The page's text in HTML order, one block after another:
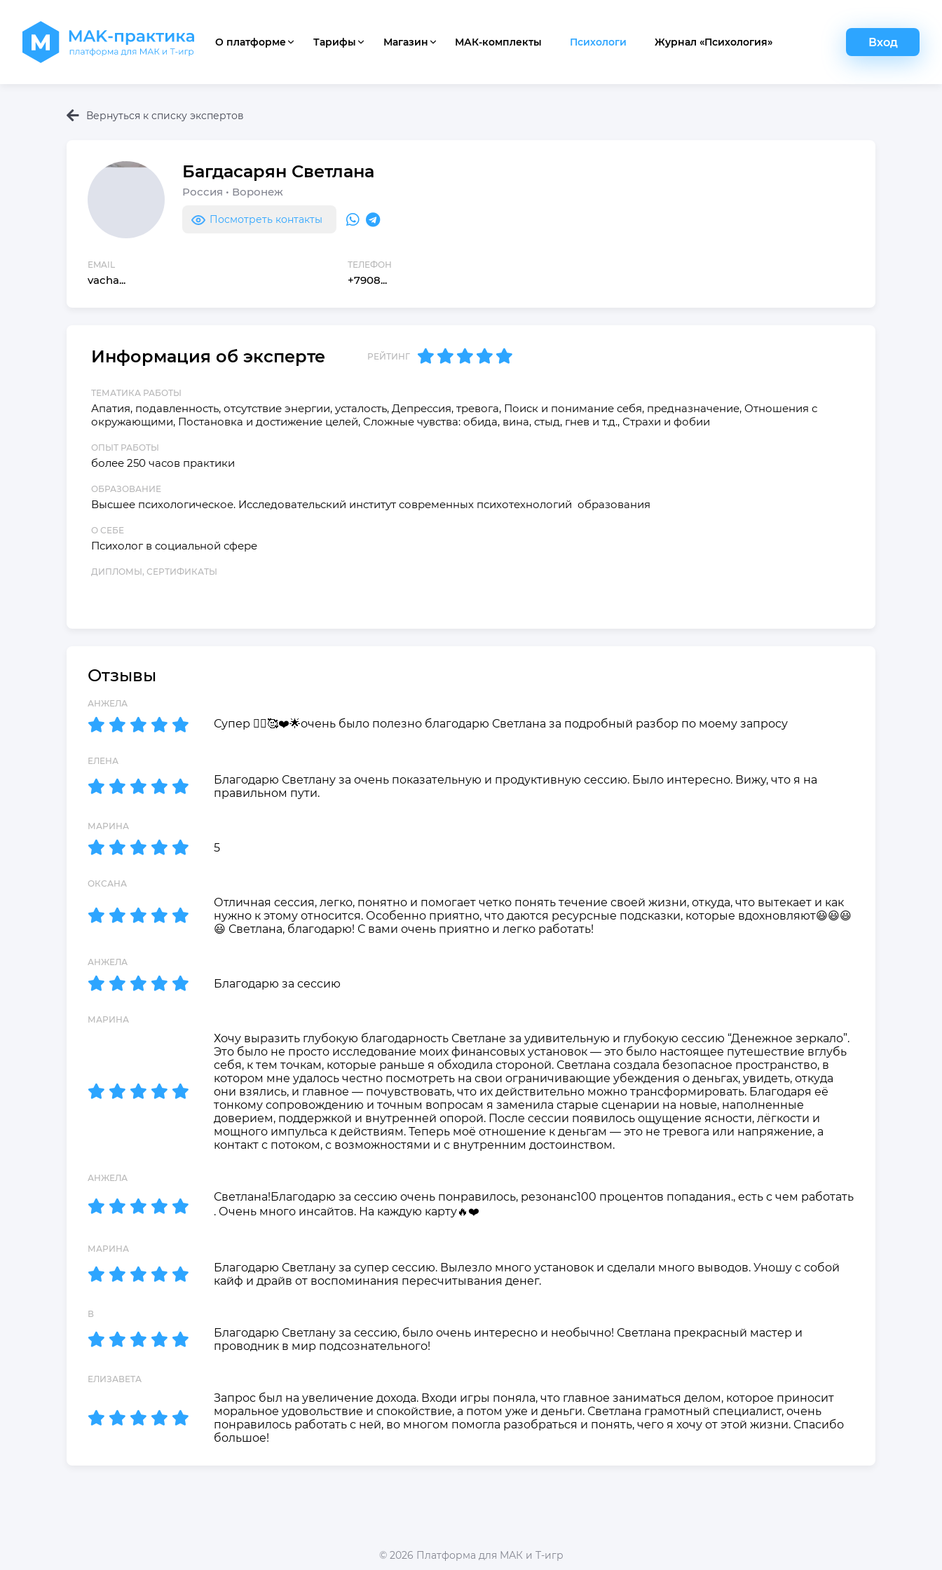
О платформе Тарифы Магазин МАК-комплекты Психологи Журнал «Психология» Вход
Вернуться к списку экспертов
Багдасарян Светлана
Россия • Воронеж
Посмотреть контакты
EMAIL
vacha...
ТЕЛЕФОН
+7908...
Информация об эксперте РЕЙТИНГ
ТЕМАТИКА РАБОТЫ
Апатия, подавленность, отсутствие энергии, усталость, Депрессия, тревога, Поиск и понимание себя, предназначение, Отношения с
окружающими, Постановка и достижение целей, Сложные чувства: обида, вина, стыд, гнев и т.д., Страхи и фобии
ОПЫТ РАБОТЫ
более 250 часов практики
ОБРАЗОВАНИЕ
Высшее психологическое. Исследовательский институт современных психотехнологий  образования
О СЕБЕ
Психолог в социальной сфере
ДИПЛОМЫ, СЕРТИФИКАТЫ
Отзывы
АНЖЕЛА
Супер 🙂‍↔️🥰❤️🌟очень было полезно благодарю Светлана за подробный разбор по моему запросу
ЕЛЕНА
Благодарю Светлану за очень показательную и продуктивную сессию. Было интересно. Вижу, что я на
правильном пути.
МАРИНА
5
ОКСАНА
Отличная сессия, легко, понятно и помогает четко понять течение своей жизни, откуда, что вытекает и как
нужно к этому относится. Особенно приятно, что даются ресурсные подсказки, которые вдохновляют😃😃😃
😃 Светлана, благодарю! С вами очень приятно и легко работать!
АНЖЕЛА
Благодарю за сессию
МАРИНА
Хочу выразить глубокую благодарность Светлане за удивительную и глубокую сессию “Денежное зеркало”.
Это было не просто исследование моих финансовых установок — это было настоящее путешествие вглубь
себя, к тем точкам, которые раньше я обходила стороной. Светлана создала безопасное пространство, в
котором мне удалось честно посмотреть на свои ограничивающие убеждения о деньгах, увидеть, откуда
они взялись, и главное — почувствовать, что их действительно можно трансформировать. Благодаря её
тонкому сопровождению и точным вопросам я заменила старые сценарии на новые, наполненные
доверием, поддержкой и внутренней опорой. После сессии появилось ощущение ясности, лёгкости и
мощного импульса к действиям. Теперь моё отношение к деньгам — это не тревога или напряжение, а
контакт с потоком, с возможностями и с внутренним достоинством.
АНЖЕЛА
Светлана!Благодарю за сессию очень понравилось, резонанс100 процентов попадания., есть с чем работать
. Очень много инсайтов. На каждую карту🔥❤️
МАРИНА
Благодарю Светлану за супер сессию. Вылезло много установок и сделали много выводов. Уношу с собой
кайф и драйв от воспоминания пересчитывания денег.
В
Благодарю Светлану за сессию, было очень интересно и необычно! Светлана прекрасный мастер и
проводник в мир подсознательного!
ЕЛИЗАВЕТА
Запрос был на увеличение дохода. Входи игры поняла, что главное заниматься делом, которое приносит
моральное удовольствие и спокойствие, а потом уже и деньги. Светлана грамотный специалист, очень
понравилось работать с ней, во многом помогла разобраться и понять, чего я хочу от этой жизни. Спасибо
большое!
© 2026 Платформа для МАК и Т-игр